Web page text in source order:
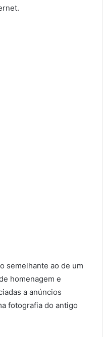
semelhante ao de um
homenagem e
a anúncios
fotografia do antigo